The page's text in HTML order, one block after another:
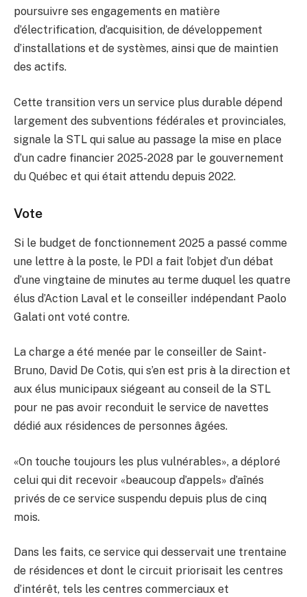
poursuivre ses engagements en matière
d’électrification, d’acquisition, de développement
d’installations et de systèmes, ainsi que de maintien
des actifs.
Cette transition vers un service plus durable dépend
largement des subventions fédérales et provinciales,
signale la STL qui salue au passage la mise en place
d’un cadre financier 2025-2028 par le gouvernement
du Québec et qui était attendu depuis 2022.
Vote
Si le budget de fonctionnement 2025 a passé comme
une lettre à la poste, le PDI a fait l’objet d’un débat
d’une vingtaine de minutes au terme duquel les quatre
élus d’Action Laval et le conseiller indépendant Paolo
Galati ont voté contre.
La charge a été menée par le conseiller de Saint-
Bruno, David De Cotis, qui s’en est pris à la direction et
aux élus municipaux siégeant au conseil de la STL
pour ne pas avoir reconduit le service de navettes
dédié aux résidences de personnes âgées.
«On touche toujours les plus vulnérables», a déploré
celui qui dit recevoir «beaucoup d’appels» d’aînés
privés de ce service suspendu depuis plus de cinq
mois.
Dans les faits, ce service qui desservait une trentaine
de résidences et dont le circuit priorisait les centres
d’intérêt, tels les centres commerciaux et